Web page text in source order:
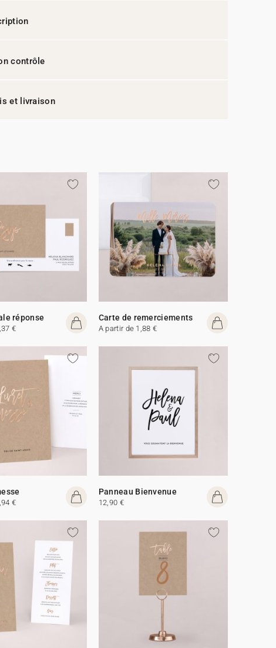
contrôle
et livraison
réponse
€
Carte de remerciements
A partir de 1,88 €
€
Panneau Bienvenue
12,90 €